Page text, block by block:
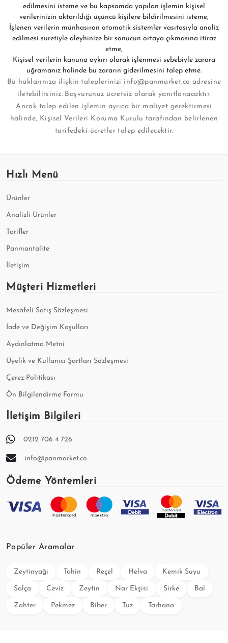
edilmesini isteme ve bu kapsamda yapılan işlemin kişisel
verilerinizin aktarıldığı üçüncü kişilere bildirilmesini isteme,
İşlenen verilerin münhasıran otomatik sistemler vasıtasıyla analiz
edilmesi suretiyle aleyhinize bir sonucun ortaya çıkmasına itiraz
etme,
Kişisel verilerin kanuna aykırı olarak işlenmesi sebebiyle zarara
uğramanız halinde bu zararın giderilmesini talep etme.
Bu haklarınıza ilişkin taleplerinizi info@panmarket.co adresine
iletebilirsiniz. Başvurunuz ücretsiz olarak yanıtlanacaktır.
Ancak talep edilen işlemin ayrıca bir maliyet gerektirmesi
halinde, Kişisel Verileri Koruma Kurulu tarafından belirlenen
tarifedeki ücretler talep edilecektir.
Hızlı Menü
Ürünler
Analizli Ürünler
Tarifler
Panmantalite
İletişim
Müşteri Hizmetleri
Mesafeli Satış Sözleşmesi
İade ve Değişim Koşulları
Aydınlatma Metni
Üyelik ve Kullanıcı Şartları Sözleşmesi
Çerez Politikası
Ön Bilgilendirme Formu
İletişim Bilgileri
0212 706 4 726
info@panmarket.co
Ödeme Yöntemleri
Popüler Aramalar
Zeytinyağı Tahin Reçel Helva Kemik Suyu
Salça Ceviz Zeytin Nar Ekşisi Sirke Bal
Zahter Pekmez Biber Tuz Tarhana